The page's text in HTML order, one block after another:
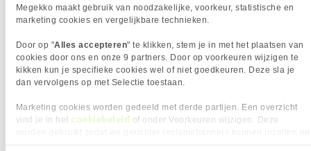
Megekko maakt gebruik van noodzakelijke, voorkeur, statistische en
marketing cookies en vergelijkbare technieken.
Door op "Alles accepteren" te klikken, stem je in met het plaatsen van
cookies door ons en onze 9 partners. Door op voorkeuren wijzigen te
kikken kun je specifieke cookies wel of niet goedkeuren. Deze sla je
dan vervolgens op met Selectie toestaan.
Marketing cookies worden gedeeld met derde partijen. Een overzicht
vind je in het cookiebeleid of onder Voorkeuren wijzigen. Deze